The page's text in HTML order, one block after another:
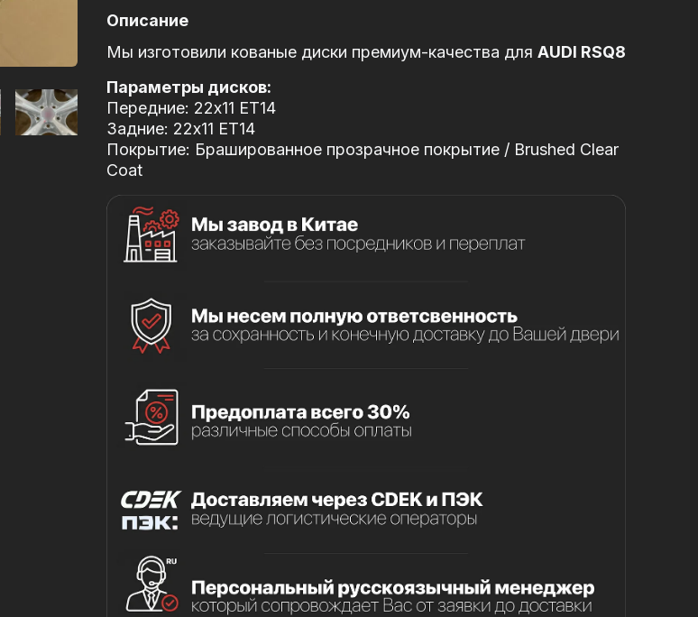
Описание
Мы изготовили кованые диски премиум-качества для AUDI RSQ8
Параметры дисков:
Передние: 22x11 ET14
Задние: 22x11 ET14
Покрытие: Брашированное прозрачное покрытие / Brushed Clear
Coat